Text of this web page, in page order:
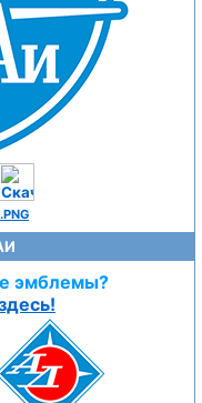
.PNG
эмблемы?